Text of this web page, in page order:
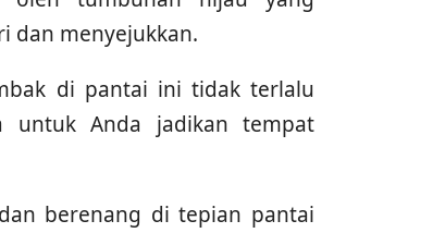
dan menyejukkan.
di pantai ini tidak terlalu
untuk Anda jadikan tempat
berenang di tepian pantai